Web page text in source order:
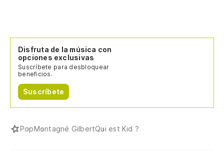
Disfruta de la música con
opciones exclusivas
Suscríbete para desbloquear
beneficios.
Suscríbete
PopMontagné GilbertQui est Kid ?